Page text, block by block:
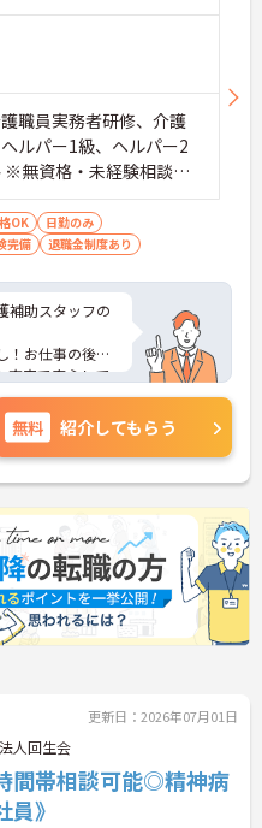
職員実務者研修、介護
ルパー1級、ヘルパー2
※無資格・未経験相談可
OK
日勤のみ
完備 退職金制度あり
補助スタッフの
！お仕事の後の
充実で安心して
ど、さらに詳
談ください。
無料 紹介してもらう
更新日：2026年07月01日
人回生会
間帯相談可能◎精神病
》